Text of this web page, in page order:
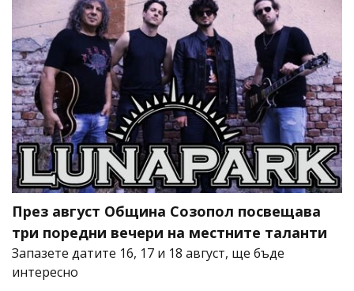
През август Община Созопол посвещава
три поредни вечери на местните таланти
Запазете датите 16, 17 и 18 август, ще бъде
интересно